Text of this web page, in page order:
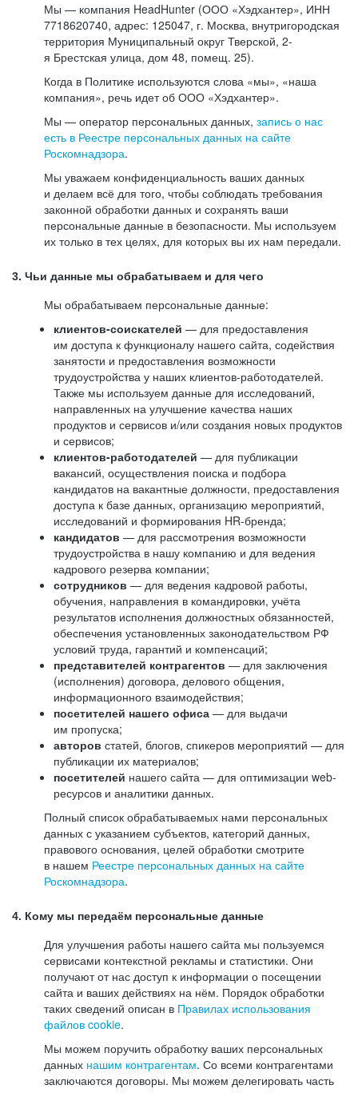
Мы — компания HeadHunter (ООО «Хэдхантер», ИНН
7718620740, адрес: 125047, г. Москва, внутригородская
территория Муниципальный округ Тверской, 2-
я Брестская улица, дом 48, помещ. 25).
Когда в Политике используются слова «мы», «наша
компания», речь идет об ООО «Хэдхантер».
Мы — оператор персональных данных, запись о нас
есть в Реестре персональных данных на сайте
Роскомнадзора.
Мы уважаем конфиденциальность ваших данных
и делаем всё для того, чтобы соблюдать требования
законной обработки данных и сохранять ваши
персональные данные в безопасности. Мы используем
их только в тех целях, для которых вы их нам передали.
3. Чьи данные мы обрабатываем и для чего
Мы обрабатываем персональные данные:
клиентов-соискателей — для предоставления
им доступа к функционалу нашего сайта, содействия
занятости и предоставления возможности
трудоустройства у наших клиентов-работодателей.
Также мы используем данные для исследований,
направленных на улучшение качества наших
продуктов и сервисов и/или создания новых продуктов
и сервисов;
клиентов-работодателей — для публикации
вакансий, осуществления поиска и подбора
кандидатов на вакантные должности, предоставления
доступа к базе данных, организацию мероприятий,
исследований и формирования HR-бренда;
кандидатов — для рассмотрения возможности
трудоустройства в нашу компанию и для ведения
кадрового резерва компании;
сотрудников — для ведения кадровой работы,
обучения, направления в командировки, учёта
результатов исполнения должностных обязанностей,
обеспечения установленных законодательством РФ
условий труда, гарантий и компенсаций;
представителей контрагентов — для заключения
(исполнения) договора, делового общения,
информационного взаимодействия;
посетителей нашего офиса — для выдачи
им пропуска;
авторов статей, блогов, спикеров мероприятий — для
публикации их материалов;
посетителей нашего сайта — для оптимизации web-
ресурсов и аналитики данных.
Полный список обрабатываемых нами персональных
данных с указанием субъектов, категорий данных,
правового основания, целей обработки смотрите
в нашем Реестре персональных данных на сайте
Роскомнадзора.
4. Кому мы передаём персональные данные
Для улучшения работы нашего сайта мы пользуемся
сервисами контекстной рекламы и статистики. Они
получают от нас доступ к информации о посещении
сайта и ваших действиях на нём. Порядок обработки
таких сведений описан в Правилах использования
файлов cookie.
Мы можем поручить обработку ваших персональных
данных нашим контрагентам. Со всеми контрагентами
заключаются договоры. Мы можем делегировать часть